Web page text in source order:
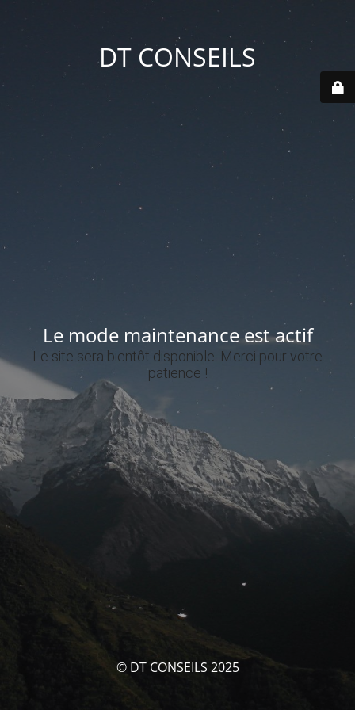
DT CONSEILS
Le mode maintenance est actif
Le site sera bientôt disponible. Merci pour votre
patience !
© DT CONSEILS 2025